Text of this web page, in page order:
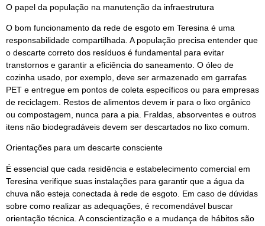
O papel da população na manutenção da infraestrutura
O bom funcionamento da rede de esgoto em Teresina é uma
responsabilidade compartilhada. A população precisa entender que
o descarte correto dos resíduos é fundamental para evitar
transtornos e garantir a eficiência do saneamento. O óleo de
cozinha usado, por exemplo, deve ser armazenado em garrafas
PET e entregue em pontos de coleta específicos ou para empresas
de reciclagem. Restos de alimentos devem ir para o lixo orgânico
ou compostagem, nunca para a pia. Fraldas, absorventes e outros
itens não biodegradáveis devem ser descartados no lixo comum.
Orientações para um descarte consciente
É essencial que cada residência e estabelecimento comercial em
Teresina verifique suas instalações para garantir que a água da
chuva não esteja conectada à rede de esgoto. Em caso de dúvidas
sobre como realizar as adequações, é recomendável buscar
orientação técnica. A conscientização e a mudança de hábitos são